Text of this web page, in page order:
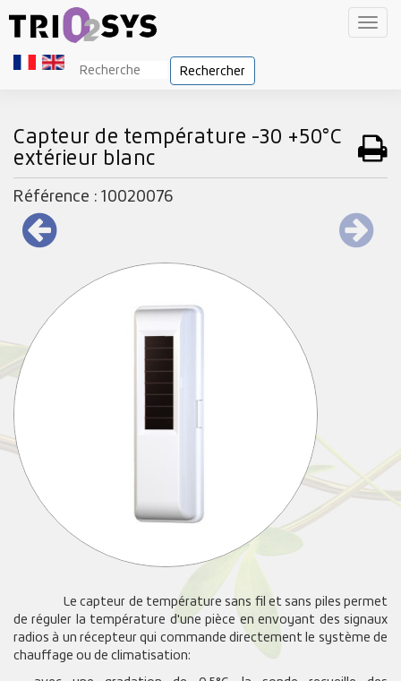
Rechercher
Capteur de température -30 +50°C
extérieur blanc
Référence : 10020076
Le capteur de température sans fil et sans piles permet
de réguler la température d'une pièce en envoyant des signaux
radios à un récepteur qui commande directement le système de
chauffage ou de climatisation: